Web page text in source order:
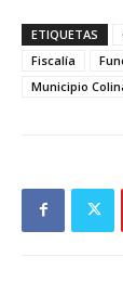
ETIQUETAS
Fiscalía
Municipio